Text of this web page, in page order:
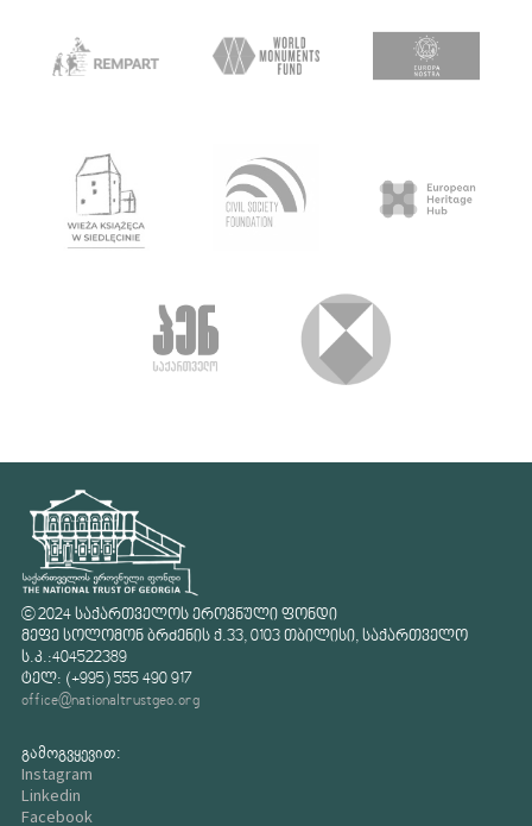
© 2024 საქართველოს ეროვნული ფონდი
მეფე სოლომონ ბრძენის ქ.33, 0103 თბილისი, საქართველო
ს.კ.:404522389
ტელ: (+995) 555 490 917
office@nationaltrustgeo.org
გამოგვყევით:
Instagram
Linkedin
Facebook